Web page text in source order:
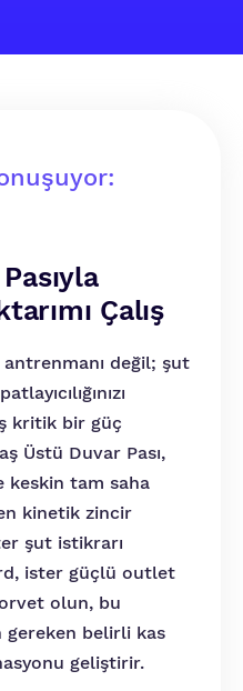
Çalış
değil; şut
kritik bir güç
Üstü Duvar Pası,
keskin tam saha
kinetik zincir
şut istikrarı
ister güçlü outlet
olun, bu
belirli kas
geliştirir.